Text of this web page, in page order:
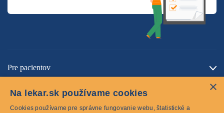
Pre pacientov
×
Na lekar.sk používame cookies
Cookies používame pre správne fungovanie webu, štatistické a